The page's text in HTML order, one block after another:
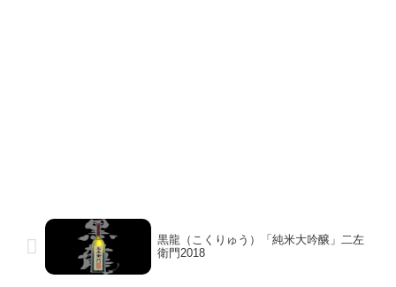
黒龍（こくりゅう）「純米大吟醸」二左
衛門2018